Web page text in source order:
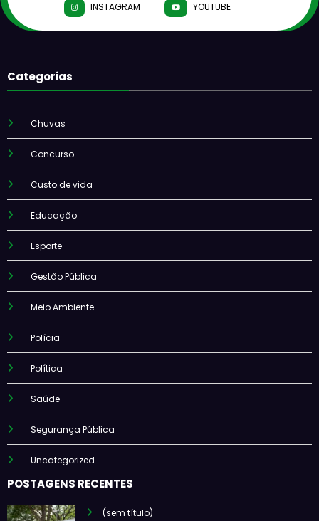
INSTAGRAM
YOUTUBE
Categorias
Chuvas
Concurso
Custo de vida
Educação
Esporte
Gestão Pública
Meio Ambiente
Polícia
Política
Saúde
Segurança Pública
Uncategorized
POSTAGENS RECENTES
(sem título)